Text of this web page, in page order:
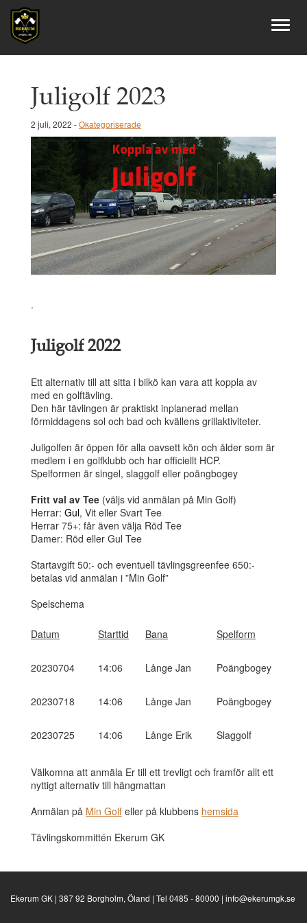
Juligolf 2023
2 juli, 2022 -Okategoriserade
.
Juligolf 2022
Ett alternativ till att sitta i bilkö kan vara att koppla av
med en golftävling.
Den här tävlingen är praktiskt inplanerad mellan
förmiddagens sol och bad och kvällens grillaktiviteter.
Juligolfen är öppen för alla oavsett kön och ålder som är
medlem i en golfklubb och har officiellt HCP.
Spelformen är singel, slaggolf eller poängbogey
Fritt val av Tee (väljs vid anmälan på Min Golf)
Herrar: Gul, Vit eller Svart Tee
Herrar 75+: får även välja Röd Tee
Damer: Röd eller Gul Tee
Startavgift 50:- och eventuell tävlingsgreenfee 650:-
betalas vid anmälan i ”Min Golf”
Spelschema
Datum Starttid Bana Spelform
20230704 14:06 Långe Jan Poängbogey
20230718 14:06 Långe Jan Poängbogey
20230725 14:06 Långe Erik Slaggolf
Välkomna att anmäla Er till ett trevligt och framför allt ett
nyttigt alternativ till hängmattan
Anmälan på Min Golf eller på klubbens hemsida
Tävlingskommittén Ekerum GK
Ekerum GK | 387 92 Borgholm, Öland | Tel 0485 - 80000 | info@ekerumgk.se